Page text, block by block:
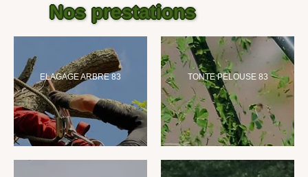
Nos prestations
ELAGAGE ARBRE 83 TONTE PELOUSE 83